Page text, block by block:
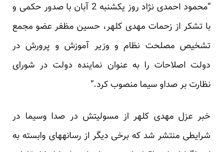
“محمود احمدی نژاد روز یکشنبه 2 آبان با صدور حکمی و
با تشکر از زحمات مهدی کلهر، حسین مظفر عضو مجمع
تشخیص مصلحت نظام و وزیر آموزش و پرورش در
دولت اصلاحات را به عنوان نماینده دولت در شورای
نظارت بر صداو سیما منصوب کرد.”
خبر عزل مهدی کلهر از مسولیتش در صدا وسیما در
شرایطی منتشر شد که برخی دیگر از رسانه­های وابسته به